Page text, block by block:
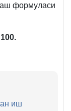
формуласи
иш